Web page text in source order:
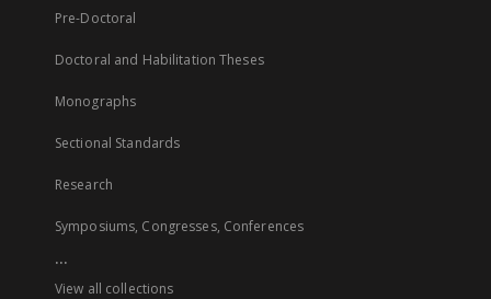
Pre-Doctoral
Doctoral and Habilitation Theses
Monographs
Sectional Standards
Research
Symposiums, Congresses, Conferences
...
View all collections